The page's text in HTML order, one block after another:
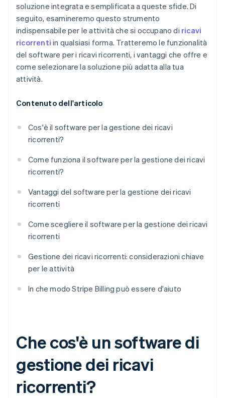
soluzione integrata e semplificata a queste sfide. Di
seguito, esamineremo questo strumento
indispensabile per le attività che si occupano di ricavi
ricorrenti in qualsiasi forma. Tratteremo le funzionalità
del software per i ricavi ricorrenti, i vantaggi che offre e
come selezionare la soluzione più adatta alla tua
attività.
Contenuto dell'articolo
Cos'è il software per la gestione dei ricavi
ricorrenti?
Come funziona il software per la gestione dei ricavi
ricorrenti?
Vantaggi del software per la gestione dei ricavi
ricorrenti
Come scegliere il software per la gestione dei ricavi
ricorrenti
Gestione dei ricavi ricorrenti: considerazioni chiave
per le attività
In che modo Stripe Billing può essere d'aiuto
Che cos'è un software di
gestione dei ricavi
ricorrenti?